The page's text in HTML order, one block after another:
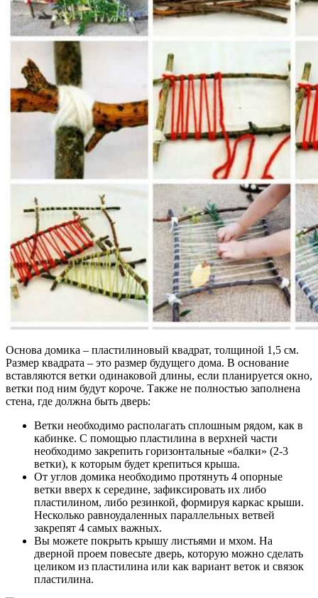
Основа домика – пластилиновый квадрат, толщиной 1,5 см.
Размер квадрата – это размер будущего дома. В основание
вставляются ветки одинаковой длины, если планируется окно,
ветки под ним будут короче. Также не полностью заполнена
стена, где должна быть дверь:
Ветки необходимо располагать сплошным рядом, как в
кабинке. С помощью пластилина в верхней части
необходимо закрепить горизонтальные «балки» (2-3
ветки), к которым будет крепиться крыша.
От углов домика необходимо протянуть 4 опорные
ветки вверх к середине, зафиксировать их либо
пластилином, либо резинкой, формируя каркас крыши.
Несколько равноудаленных параллельных ветвей
закрепят 4 самых важных.
Вы можете покрыть крышу листьями и мхом. На
дверной проем повесьте дверь, которую можно сделать
целиком из пластилина или как вариант веток и связок
пластилина.